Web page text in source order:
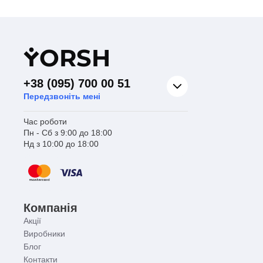
YORSH
+38 (095) 700 00 51
Передзвоніть мені
Час роботи
Пн - Сб з 9:00 до 18:00
Нд з 10:00 до 18:00
Компанія
Акції
Виробники
Блог
Контакти